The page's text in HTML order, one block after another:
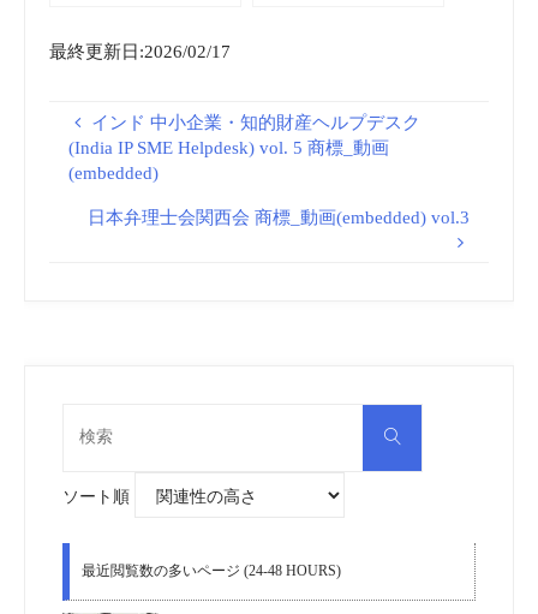
最終更新日:2026/02/17
インド 中小企業・知的財産ヘルプデスク
(India IP SME Helpdesk) vol. 5 商標_動画
(embedded)
日本弁理士会関西会 商標_動画(embedded) vol.3
検
ソート順
最近閲覧数の多いページ (24-48 HOURS)